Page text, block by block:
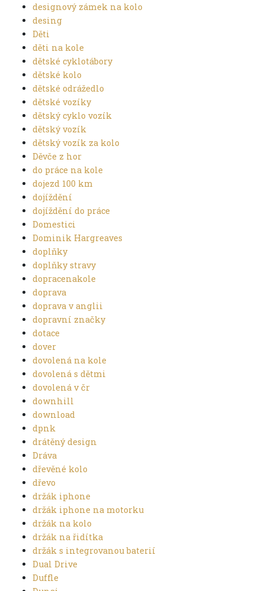
designový zámek na kolo
desing
Děti
děti na kole
dětské cyklotábory
dětské kolo
dětské odrážedlo
dětské vozíky
dětský cyklo vozík
dětský vozík
dětský vozík za kolo
Děvče z hor
do práce na kole
dojezd 100 km
dojíždění
dojíždění do práce
Domestici
Dominik Hargreaves
doplňky
doplňky stravy
dopracenakole
doprava
doprava v anglii
dopravní značky
dotace
dover
dovolená na kole
dovolená s dětmi
dovolená v čr
downhill
download
dpnk
drátěný design
Dráva
dřevěné kolo
dřevo
držák iphone
držák iphone na motorku
držák na kolo
držák na řidítka
držák s integrovanou baterií
Dual Drive
Duffle